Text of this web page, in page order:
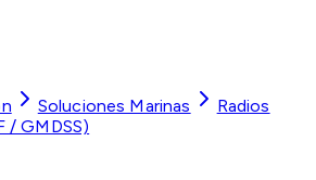
Soluciones Marinas
Radios
/ GMDSS)